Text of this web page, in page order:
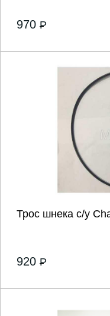
970 P
Трос шнека с/у
920 P